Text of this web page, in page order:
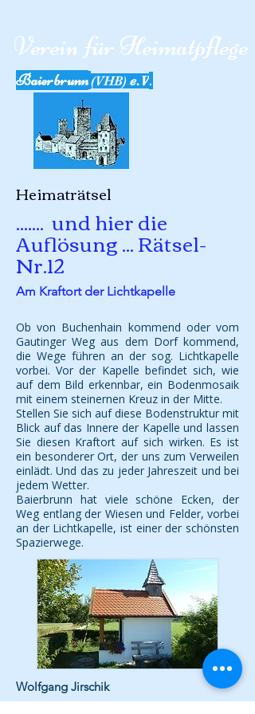
Verein für Heimatpflege
Baierbrunn(VHB) e.V.
Heimaträtsel
....... und hier die
Auflösung ... Rätsel-
Nr.12
Am Kraftort der Lichtkapelle
Ob von Buchenhain kommend oder vom
Gautinger Weg aus dem Dorf kommend,
die Wege führen an der sog. Lichtkapelle
vorbei. Vor der Kapelle befindet sich, wie
auf dem Bild erkennbar, ein Bodenmosaik
mit einem steinernen Kreuz in der Mitte.
Stellen Sie sich auf diese Bodenstruktur mit
Blick auf das Innere der Kapelle und lassen
Sie diesen Kraftort auf sich wirken. Es ist
ein besonderer Ort, der uns zum Verweilen
einlädt. Und das zu jeder Jahreszeit und bei
jedem Wetter.
Baierbrunn hat viele schöne Ecken, der
Weg entlang der Wiesen und Felder, vorbei
an der Lichtkapelle, ist einer der schönsten
Spazierwege.
Wolfgang Jirschik